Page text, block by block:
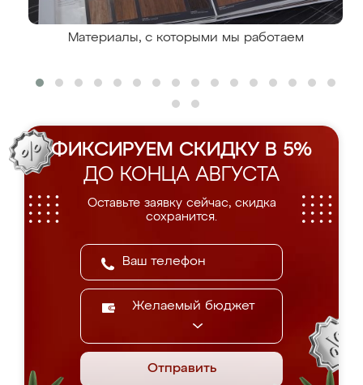
Материалы, с которыми мы работаем
ФИКСИРУЕМ СКИДКУ В 5%
ДО КОНЦА АВГУСТА
Оставьте заявку сейчас, скидка
сохранится.
Желаемый бюджет
Отправить